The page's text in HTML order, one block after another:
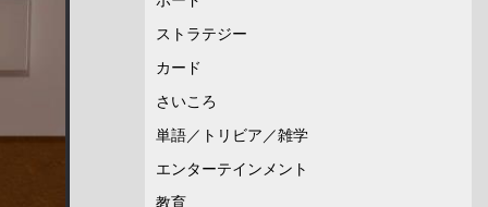
ストラテジー
カード
さいころ
単語／トリビア／雑学
エンターテインメント
教育